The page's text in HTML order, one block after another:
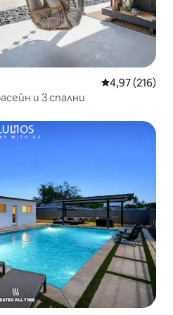
Средна
4,97 (216)
и 3 спални